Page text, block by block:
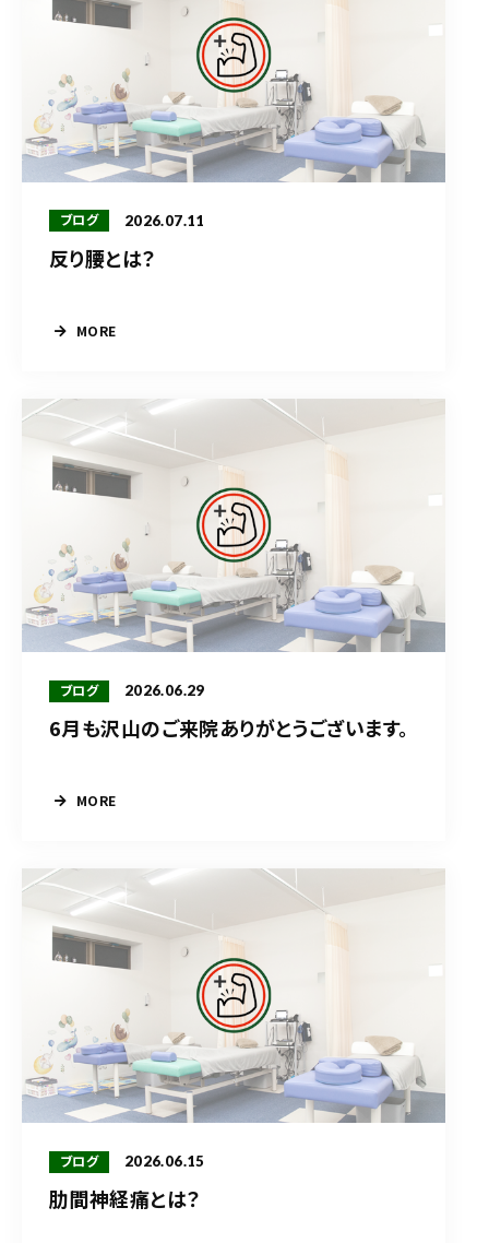
ブログ 2026.07.11
反り腰とは？
MORE
ブログ 2026.06.29
6月も沢山のご来院ありがとうございます。
MORE
ブログ 2026.06.15
肋間神経痛とは？